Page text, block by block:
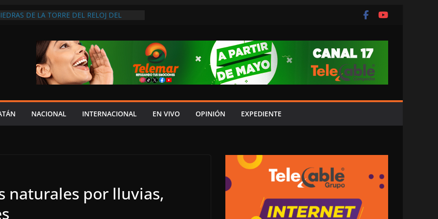
DE LA TORRE DEL RELOJ DEL
INMOVILIZAN CAMIÓN EN
DE ACUERDOS DE
NO ACTÚA DE BUENA FE”
NI EL 10% DE ACCIONES QUE
MIENTRAS CAEN EL
LOS LLAMADOS DEL PALACIO
A SER CONGRUENTE CON LA
NACIONAL INTERNACIONAL EN VIVO OPINIÓN EXPEDIENTE
naturales por lluvias,